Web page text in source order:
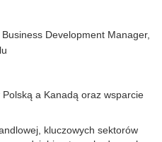
Business Development Manager,
a Kanadą oraz wsparcie
kluczowych sektorów